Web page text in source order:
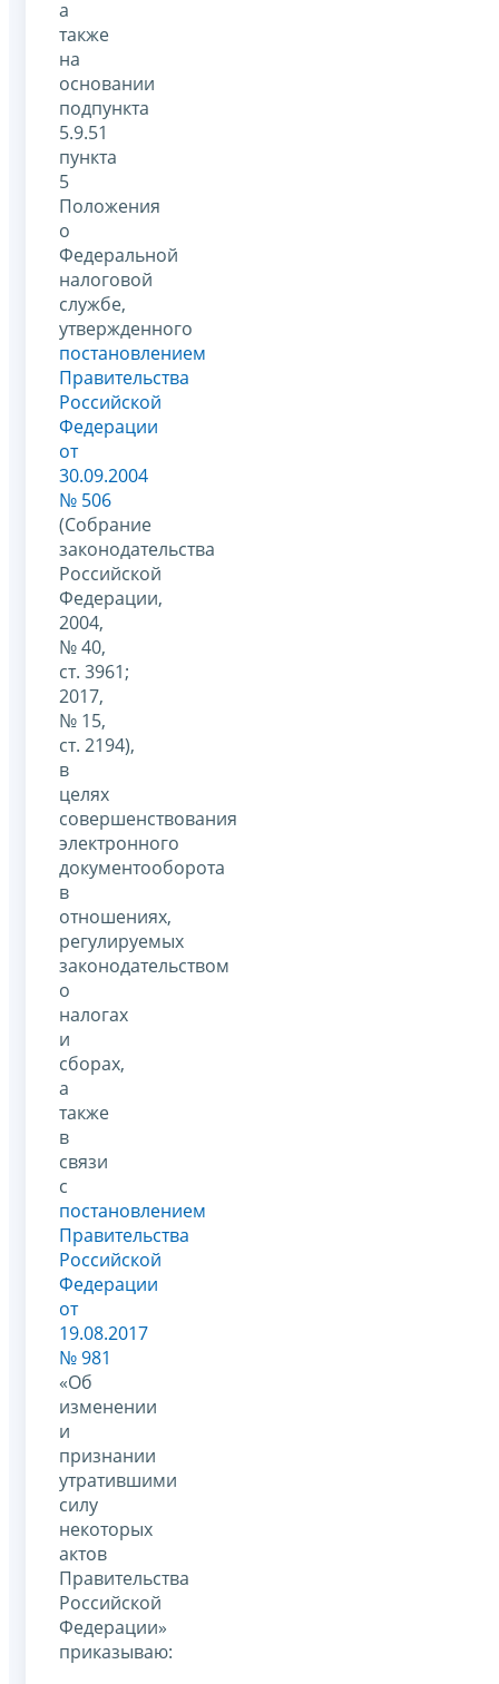
а
также
на
основании
подпункта
5.9.51
пункта
5
Положения
о
Федеральной
налоговой
службе,
утвержденного
постановлением
Правительства
Российской
Федерации
от
30.09.2004
№ 506
(Собрание
законодательства
Российской
Федерации,
2004,
№ 40,
ст. 3961;
2017,
№ 15,
ст. 2194),
в
целях
совершенствования
электронного
документооборота
в
отношениях,
регулируемых
законодательством
о
налогах
и
сборах,
а
также
в
связи
с
постановлением
Правительства
Российской
Федерации
от
19.08.2017
№ 981
«Об
изменении
и
признании
утратившими
силу
некоторых
актов
Правительства
Российской
Федерации»
приказываю: